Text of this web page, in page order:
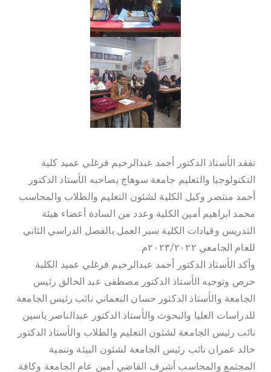
تفقد الأستاذ الدكتور أحمد عبدالرحيم فرغلي عميد كلية
التكنولوجيا والتعليم جامعة سوهاج يصاحبه الأستاذ الدكتور
أحمد منتصر وكيل الكلية لشئون التعليم والطلاب والمحاسب
محمد ابراهيم أمين الكلية وعدد من السادة أعضاء هيئة
التدريس وقيادات الكلية سير العمل بالفصل الدراسي الثاني
للعام الجامعي ٢٠٢٣/٢٠٢٢م .
وأكد الأستاذ الدكتور أحمد عبدالرحيم فرغلي عميد الكلية
حرص وتوجيه الأستاذ الدكتور مصطفى عبد الخالق رئيس
الجامعة والأستاذ الدكتور حسان النعماني نائب رئيس الجامعة
للدراسات العليا والبحوث والأستاذ الدكتور عبدالناصر ياسين
نائب رئيس الجامعة لشئون التعليم والطلاب والأستاذ الدكتور
خالد عمران نائب رئيس الجامعة لشئون البيئة وتنمية
المجتمع والمحاسب أشرف القاضي أمين عام الجامعة وكافة